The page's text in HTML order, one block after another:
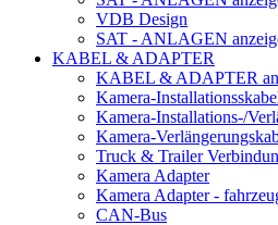
VDB Design
SAT - ANLAGEN
KABEL & ADAPTER
KABEL & ADAPTER
Kamera-
Kamera-Installations-/
Kamera-
Truck & Trailer
Kamera Adapter
Kamera Adapter -
CAN-Bus